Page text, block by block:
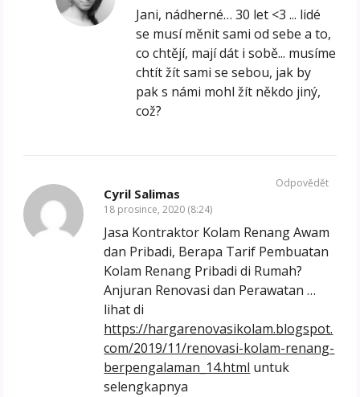
Jani, nádherné… 30 let <3 ... lidé
se musí měnit sami od sebe a to,
co chtějí, mají dát i sobě... musíme
chtít žít sami se sebou, jak by
pak s námi mohl žít někdo jiný,
což?
Cyril Salimas
18 prosince, 2020 (8:24)
Jasa Kontraktor Kolam Renang Awam
dan Pribadi, Berapa Tarif Pembuatan
Kolam Renang Pribadi di Rumah?
Anjuran Renovasi dan Perawatan …
lihat di
https://hargarenovasikolam.blogspot.
com/2019/11/renovasi-kolam-renang-
berpengalaman_14.html untuk
selengkapnya
Odpovědět